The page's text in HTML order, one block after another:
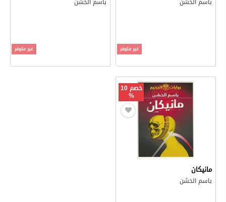
غير متوفر غير متوفر
خصم 10
%
مانيكان
باسم الخشن